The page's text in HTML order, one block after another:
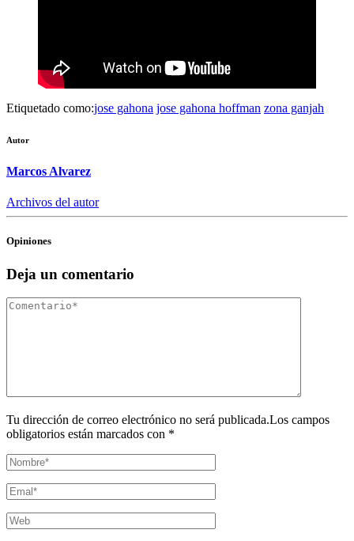
Etiquetado como:jose gahona jose gahona hoffman zona ganjah
Autor
Marcos Alvarez
Archivos del autor
Opiniones
Deja un comentario
Tu dirección de correo electrónico no será publicada.Los campos
obligatorios están marcados con *